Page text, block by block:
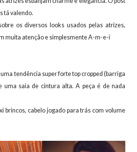
tá valendo.
os diversos looks usados pelas atrizes,
muita atenção e simplesmente A-m-e-i
tendência super forte top cropped (barriga
uma saia de cintura alta. A peça é de nada
brincos, cabelo jogado para trás com volume